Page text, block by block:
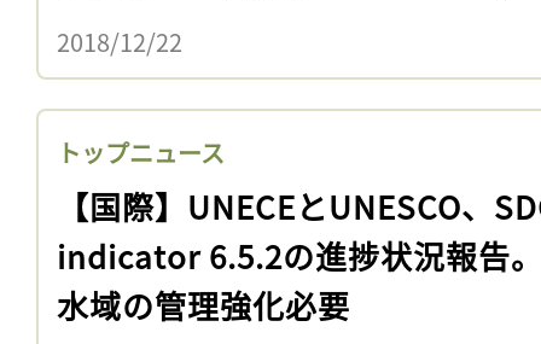
2018/12/22
トップニュース
【国際】UNECEとUNESCO、
indicator 6.5.2の進捗状況報告
水域の管理強化必要